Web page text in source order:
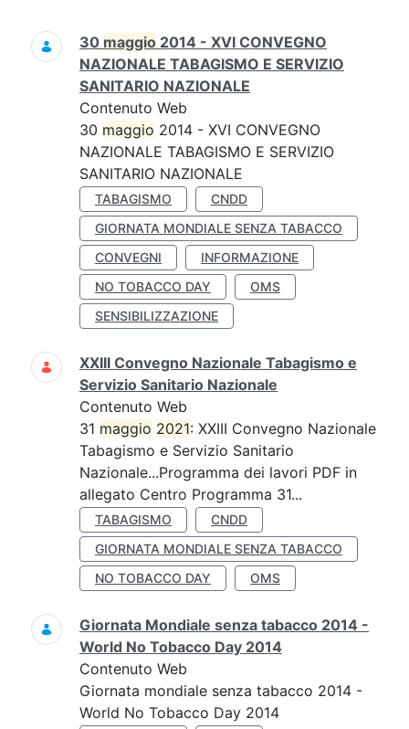
Ricerca
30 maggio 2014 - XVI CONVEGNO
NAZIONALE TABAGISMO E SERVIZIO
SANITARIO NAZIONALE
Contenuto Web
30 maggio 2014 - XVI CONVEGNO
NAZIONALE TABAGISMO E SERVIZIO
SANITARIO NAZIONALE
TABAGISMO
CNDD
GIORNATA MONDIALE SENZA TABACCO
CONVEGNI
INFORMAZIONE
NO TOBACCO DAY
OMS
SENSIBILIZZAZIONE
XXIII Convegno Nazionale Tabagismo e
Servizio Sanitario Nazionale
Contenuto Web
31 maggio 2021: XXIII Convegno Nazionale
Tabagismo e Servizio Sanitario
Nazionale...Programma dei lavori PDF in
allegato Centro Programma 31...
TABAGISMO
CNDD
GIORNATA MONDIALE SENZA TABACCO
NO TOBACCO DAY
OMS
Giornata Mondiale senza tabacco 2014 -
World No Tobacco Day 2014
Contenuto Web
Giornata mondiale senza tabacco 2014 -
World No Tobacco Day 2014